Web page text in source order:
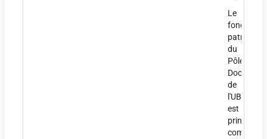
Le
fonds
du
Pôle
de
l'UBE
est
composé